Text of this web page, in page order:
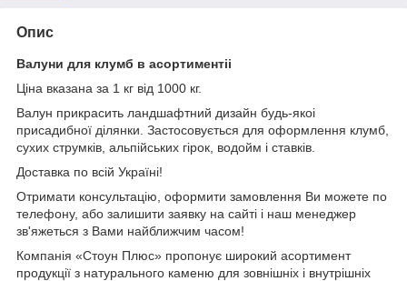
Опис
Валуни для клумб в асортиментіі
Ціна вказана за 1 кг від 1000 кг.
Валун прикрасить ландшафтний дизайн будь-якоі
присадибної ділянки. Застосовується для оформлення клумб,
сухих струмків, альпійських гірок, водойм і ставків.
Доставка по всій Україні!
Отримати консультацію, оформити замовлення Ви можете по
телефону, або залишити заявку на сайті і наш менеджер
зв'яжеться з Вами найближчим часом!
Компанія «Стоун Плюс» пропонує широкий асортимент
продукції з натурального каменю для зовнішніх і внутрішніх